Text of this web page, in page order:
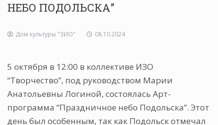
НЕБО ПОДОЛЬСКА”
Дом культуры "ЗИО" 08.10.2024
5 октября в 12:00 в коллективе ИЗО
“Творчество”, под руководством Марии
Анатольевны Логиной, состоялась Арт-
программа “Праздничное небо Подольска”. Этот
день был особенным, так как Подольск отмечал